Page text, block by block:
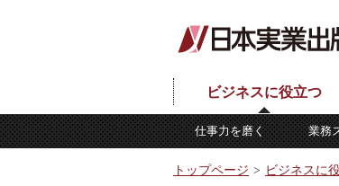
ビジネスに役立つ
仕事力を磨く 業務
トップページ ビジネスに